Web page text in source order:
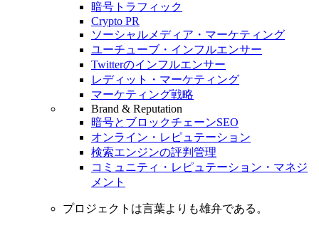
暗号トラフィック
Crypto PR
ソーシャルメディア・マーケティング
ユーチューブ・インフルエンサー
Twitterのインフルエンサー
レディット・マーケティング
マーケティング戦略
Brand & Reputation
暗号とブロックチェーンSEO
オンライン・レピュテーション
検索エンジンの評判管理
コミュニティ・レピュテーション・マネジ
メント
プロジェクトは言葉よりも雄弁である。